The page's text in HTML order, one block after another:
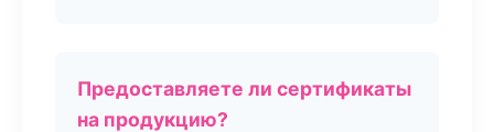
Предоставляете ли сертификаты
на продукцию?